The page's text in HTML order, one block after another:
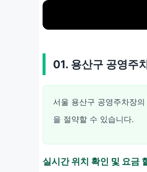
01. 용산구 공영주
서울 용산구 공영주차장
을 절약할 수 있습니다.
실시간 위치 확인 및 요금